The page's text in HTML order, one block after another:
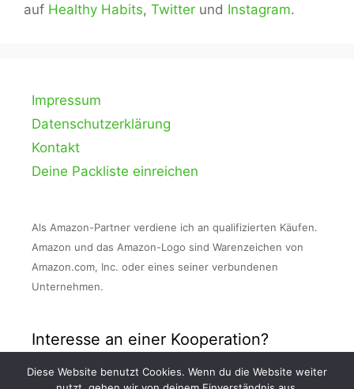
auf Healthy Habits, Twitter und Instagram.
Impressum
Datenschutzerklärung
Kontakt
Deine Packliste einreichen
Als Amazon-Partner verdiene ich an qualifizierten Käufen.
Amazon und das Amazon-Logo sind Warenzeichen von
Amazon.com, Inc. oder eines seiner verbundenen
Unternehmen.
Interesse an einer Kooperation?
Nimm Kontakt zu mir auf und schreibe mir
Diese Website benutzt Cookies. Wenn du die Website weiter